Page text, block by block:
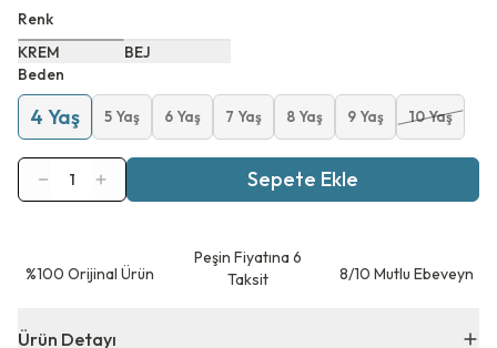
Renk
KREM
BEJ
Beden
4 Yaş 5 Yaş 6 Yaş 7 Yaş 8 Yaş 9 Yaş 10 Yaş
1 Sepete Ekle
⁠%100 Orijinal Ürün
Peşin Fiyatına 6
Taksit
8/10 Mutlu Ebeveyn
Ürün Detayı